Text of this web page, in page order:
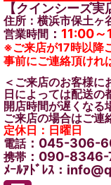
【クインシーズ実
住所：横浜市保土
営業時間 ： 11:00
※ご来店が17時以降
事前にご連絡頂けれ
＜ご来店のお客様に
日によっては配送の
開店時間が遅くなる
ご来店の場合はご連
定休日：日曜日
電話：045-306-
携帯 ：090-8346-
ﾒｰﾙｱﾄﾞﾚｽ：